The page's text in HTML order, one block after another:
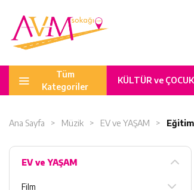
Tüm
Kategoriler
KÜLTÜR ve ÇOCUK
Ana Sayfa Müzik EV ve YAŞAM
EV ve YAŞAM
Film